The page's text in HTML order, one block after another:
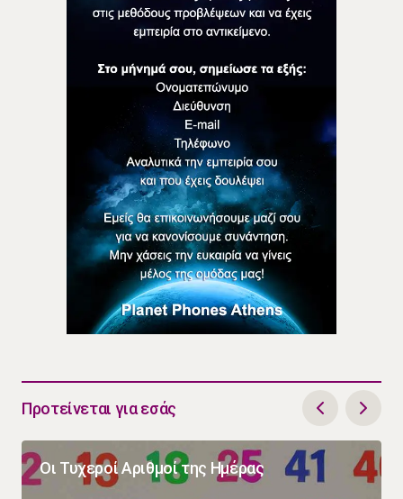
Προτείνεται για εσάς
Οι Τυχεροί Αριθμοί της Ημέρας